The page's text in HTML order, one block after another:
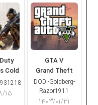
GTA V
Grand Theft
Auto V
DODI-Goldberg-
Razor1911
۱۴۰۳/۰۱/۳۱
Cold